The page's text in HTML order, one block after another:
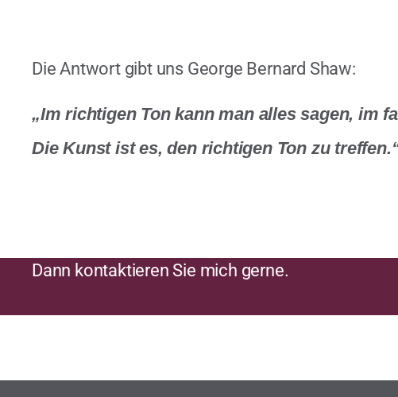
Die Antwort gibt uns George Bernard Shaw:
„Im richtigen Ton kann man alles sagen, im
Die Kunst ist es, den richtigen Ton zu
Dann kontaktieren Sie mich gerne.